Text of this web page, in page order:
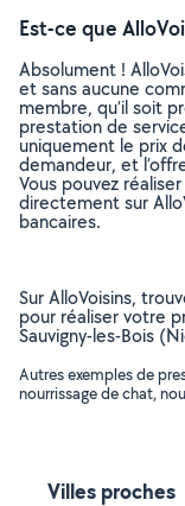
Est-ce que
Absolument !
et sans aucune
membre, qu’il soit
prestation de
uniquement le prix
demandeur, et
Vous pouvez
directement sur
bancaires.
Sur AlloVoisins,
pour réaliser votre
Sauvigny-les-Bois
Autres exemples de
nourrissage de chat,
Villes proches